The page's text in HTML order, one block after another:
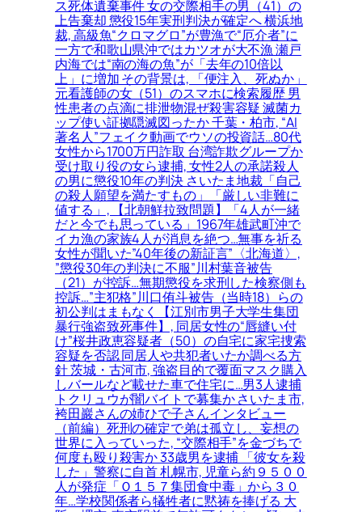
ス死体遺棄事件 女の交際相手の男（41）の
上告棄却 懲役15年実刑判決が確定へ 横浜地
裁, 高級魚“クロマグロ”が豊漁で“厄介者”に
一方で和歌山県沖ではカツオが大不漁 瀬戸
内海では“南の海の魚”が「去年の10倍以
上」に増加 その背景は, 「便注入、死ぬか」
元看護師の女（51）のスマホに検索履歴 男
性患者の点滴に排泄物混ぜ殺害容疑 滅菌カ
ップ使い証拠隠滅図ったか 千葉・柏市, “AI
著名人”フェイク動画でウソの投資話…80代
女性から1700万円詐取 台湾詐欺グループか
受け取り役の女ら逮捕, 女性2人の承諾殺人
の男に懲役10年の判決 さいたま地裁「自己
の殺人願望を満たすもの」「厳しい非難に
値する」, 【北朝鮮拉致問題】「4人が一緒
だと今でも思っている」1967年雄武町沖で
イカ漁の家族4人が消息を絶つ…無事を祈る
女性が聞いた”40年後の新証言”〈北海道〉,
”懲役30年の判決に不服”川村葉音被告
（21）が控訴…無期懲役を求刑した検察側も
控訴…”主犯格”川口侑斗被告（当時18）らの
初公判はまもなく【江別市男子大学生集団
暴行強盗致死事件】, 同居女性の“唇縫い付
け”桜井政恵容疑者（50）の自宅に家宅捜索
容疑を否認 同居人や共犯者いたか調べる方
針 茨城・古河市, 強盗目的で覆面マスク購入
しバールなど載せた車で住宅に…男3人逮捕
トクリュウが闇バイトで募集か さいたま市,
袴田巖さんの姉ひで子さんインタビュー
（前編）死刑の確定で弟は孤立し、妄想の
世界に入っていった, “交際相手”を金づちで
何度も殴り殺害か 33歳男を逮捕 「彼女を殺
した」警察に自首 札幌市, 児童ら約９５００
人が発症「Ｏ１５７集団食中毒」から３０
年…学校関係者ら犠牲者に黙祷を捧げる 大